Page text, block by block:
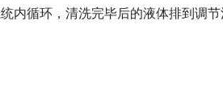
内循环，清洗完毕后的液体排到调节